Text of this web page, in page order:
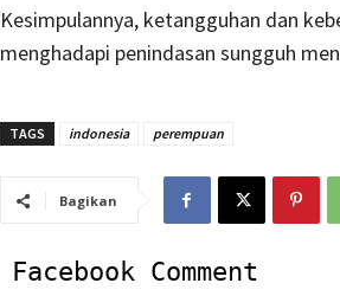
Kesimpulannya, ketangguhan dan
menghadapi penindasan sungguh
TAGS indonesia perempuan
Bagikan
Facebook Comment